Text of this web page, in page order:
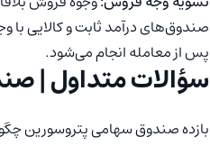
صندوق‌های درآمد ثابت و کالایی با
پس از معامله انجام می‌شود.
سؤالات متداول |
بازده صندوق سهامی پتروسورین